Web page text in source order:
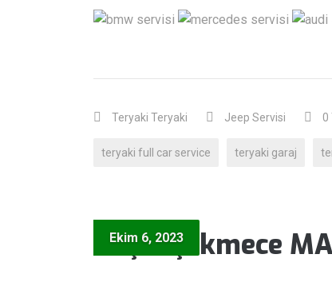
Teryaki Teryaki Jeep Servisi 0
teryaki full car service teryaki garaj
Küçükçekmece
Ekim 6, 2023